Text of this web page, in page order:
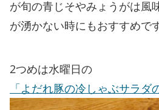
が旬の青じそやみょうがは風
が湧かない時にもおすすめです
2つめは水曜日の
「よだれ豚の冷しゃぶサラダ